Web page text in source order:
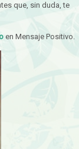
que, sin duda, te
en Mensaje Positivo.